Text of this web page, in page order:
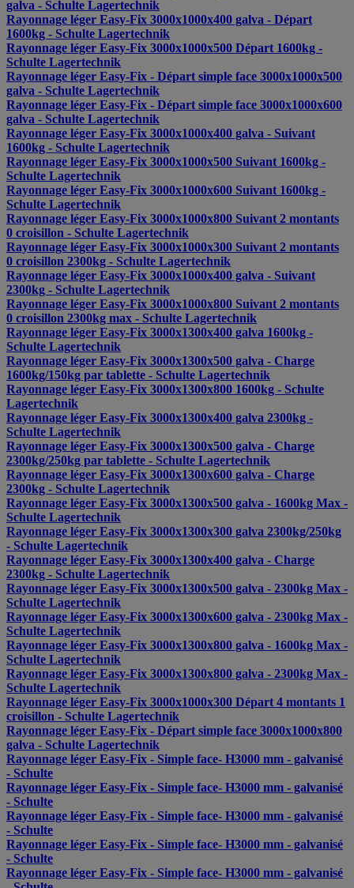
galva - Schulte Lagertechnik
Rayonnage léger Easy-Fix 3000x1000x400 galva - Départ
1600kg - Schulte Lagertechnik
Rayonnage léger Easy-Fix 3000x1000x500 Départ 1600kg -
Schulte Lagertechnik
Rayonnage léger Easy-Fix - Départ simple face 3000x1000x500
galva - Schulte Lagertechnik
Rayonnage léger Easy-Fix - Départ simple face 3000x1000x600
galva - Schulte Lagertechnik
Rayonnage léger Easy-Fix 3000x1000x400 galva - Suivant
1600kg - Schulte Lagertechnik
Rayonnage léger Easy-Fix 3000x1000x500 Suivant 1600kg -
Schulte Lagertechnik
Rayonnage léger Easy-Fix 3000x1000x600 Suivant 1600kg -
Schulte Lagertechnik
Rayonnage léger Easy-Fix 3000x1000x800 Suivant 2 montants
0 croisillon - Schulte Lagertechnik
Rayonnage léger Easy-Fix 3000x1000x300 Suivant 2 montants
0 croisillon 2300kg - Schulte Lagertechnik
Rayonnage léger Easy-Fix 3000x1000x400 galva - Suivant
2300kg - Schulte Lagertechnik
Rayonnage léger Easy-Fix 3000x1000x800 Suivant 2 montants
0 croisillon 2300kg max - Schulte Lagertechnik
Rayonnage léger Easy-Fix 3000x1300x400 galva 1600kg -
Schulte Lagertechnik
Rayonnage léger Easy-Fix 3000x1300x500 galva - Charge
1600kg/150kg par tablette - Schulte Lagertechnik
Rayonnage léger Easy-Fix 3000x1300x800 1600kg - Schulte
Lagertechnik
Rayonnage léger Easy-Fix 3000x1300x400 galva 2300kg -
Schulte Lagertechnik
Rayonnage léger Easy-Fix 3000x1300x500 galva - Charge
2300kg/250kg par tablette - Schulte Lagertechnik
Rayonnage léger Easy-Fix 3000x1300x600 galva - Charge
2300kg - Schulte Lagertechnik
Rayonnage léger Easy-Fix 3000x1300x500 galva - 1600kg Max -
Schulte Lagertechnik
Rayonnage léger Easy-Fix 3000x1300x300 galva 2300kg/250kg
- Schulte Lagertechnik
Rayonnage léger Easy-Fix 3000x1300x400 galva - Charge
2300kg - Schulte Lagertechnik
Rayonnage léger Easy-Fix 3000x1300x500 galva - 2300kg Max -
Schulte Lagertechnik
Rayonnage léger Easy-Fix 3000x1300x600 galva - 2300kg Max -
Schulte Lagertechnik
Rayonnage léger Easy-Fix 3000x1300x800 galva - 1600kg Max -
Schulte Lagertechnik
Rayonnage léger Easy-Fix 3000x1300x800 galva - 2300kg Max -
Schulte Lagertechnik
Rayonnage léger Easy-Fix 3000x1000x300 Départ 4 montants 1
croisillon - Schulte Lagertechnik
Rayonnage léger Easy-Fix - Départ simple face 3000x1000x800
galva - Schulte Lagertechnik
Rayonnage léger Easy-Fix - Simple face- H3000 mm - galvanisé
- Schulte
Rayonnage léger Easy-Fix - Simple face- H3000 mm - galvanisé
- Schulte
Rayonnage léger Easy-Fix - Simple face- H3000 mm - galvanisé
- Schulte
Rayonnage léger Easy-Fix - Simple face- H3000 mm - galvanisé
- Schulte
Rayonnage léger Easy-Fix - Simple face- H3000 mm - galvanisé